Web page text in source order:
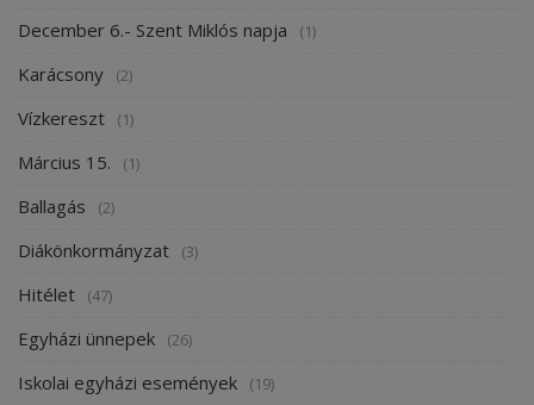
December 6.- Szent Miklós napja (1)
Karácsony (2)
Vízkereszt (1)
Március 15. (1)
Ballagás (2)
Diákönkormányzat (3)
Hitélet (47)
Egyházi ünnepek (26)
Iskolai egyházi események (19)